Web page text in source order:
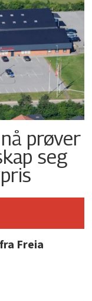
prøver
seg
Freia